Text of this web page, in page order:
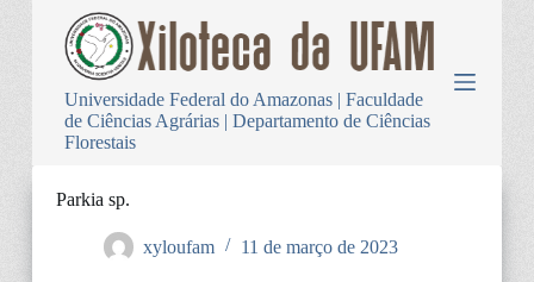
Universidade Federal do Amazonas | Faculdade
de Ciências Agrárias | Departamento de Ciências
Florestais
Parkia sp.
xyloufam 11 de março de 2023